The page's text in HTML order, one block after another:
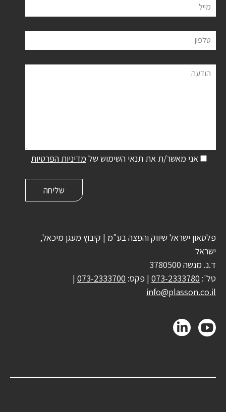
מייל
טלפון
הודעה
אני מאשר/ת את תנאי השימוש של מדיניות הפרטיות
פלסאון ישראל שיווק והפצה בע"מ | קיבוץ מעגן מיכאל,
ישראל
ד.נ. מנשה 3780500
טל': 073-2333780 | פקס: 073-2333700
|
info@plasson.co.il